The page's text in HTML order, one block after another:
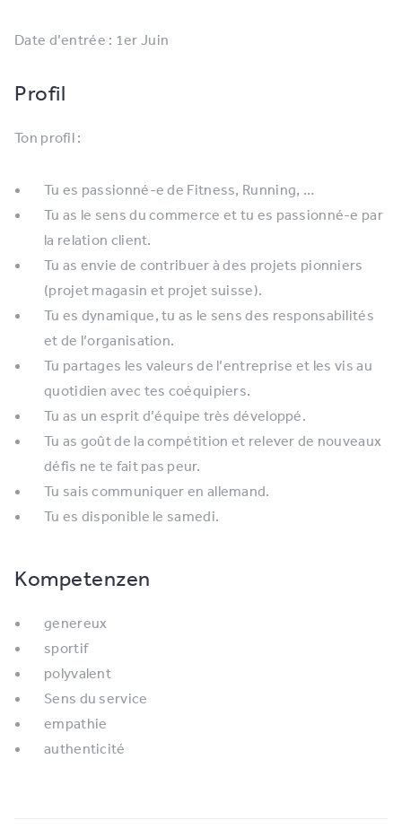
Date d’entrée : 1er Juin
Profil
Ton profil :
Tu es passionné-e de Fitness, Running, …
Tu as le sens du commerce et tu es passionné-e par
la relation client.
Tu as envie de contribuer à des projets pionniers
(projet magasin et projet suisse).
Tu es dynamique, tu as le sens des responsabilités
et de l’organisation.
Tu partages les valeurs de l’entreprise et les vis au
quotidien avec tes coéquipiers.
Tu as un esprit d’équipe très développé.
Tu as goût de la compétition et relever de nouveaux
défis ne te fait pas peur.
Tu sais communiquer en allemand.
Tu es disponible le samedi.
Kompetenzen
genereux
sportif
polyvalent
Sens du service
empathie
authenticité